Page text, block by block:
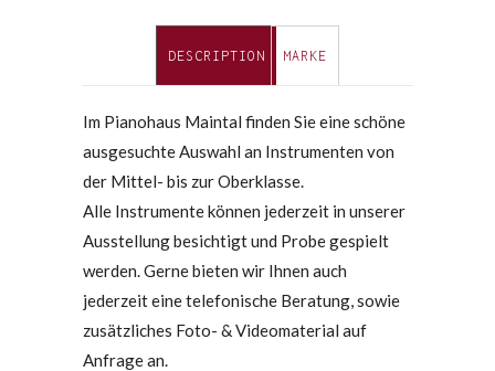
DESCRIPTION MARKE
Im Pianohaus Maintal finden Sie eine schöne
ausgesuchte Auswahl an Instrumenten von
der Mittel- bis zur Oberklasse.
Alle Instrumente können jederzeit in unserer
Ausstellung besichtigt und Probe gespielt
werden. Gerne bieten wir Ihnen auch
jederzeit eine telefonische Beratung, sowie
zusätzliches Foto- & Videomaterial auf
Anfrage an.